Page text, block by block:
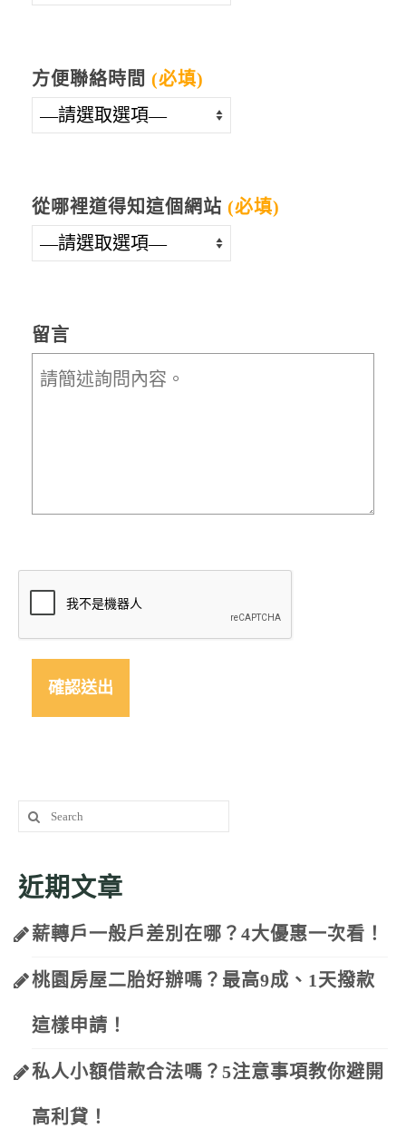
方便聯絡時間 (必填)
從哪裡道得知這個網站 (必填)
留言
Search
for:
近期文章
薪轉戶一般戶差別在哪？4大優惠一次看！
桃園房屋二胎好辦嗎？最高9成、1天撥款
這樣申請！
私人小額借款合法嗎？5注意事項教你避開
高利貸！